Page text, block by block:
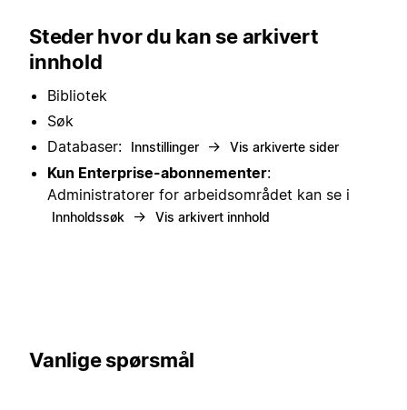
Steder hvor du kan se arkivert
innhold
Bibliotek
Søk
Databaser:
Innstillinger → Vis arkiverte sider
Kun Enterprise-abonnementer:
Administratorer for arbeidsområdet kan se i
Innholdssøk → Vis arkivert innhold
Vanlige spørsmål